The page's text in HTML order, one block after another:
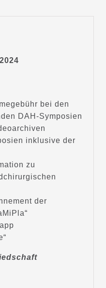
bei den
DAH-Symposien
inklusive der
zu
der